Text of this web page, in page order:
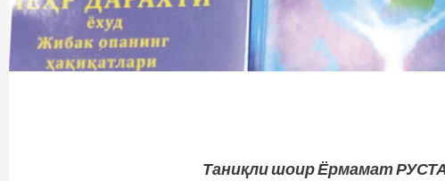
Таниқли шоир Ёрмамат